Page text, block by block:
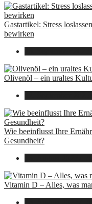
Gastartikel: Stress
bewirken
Olivenöl – ein uraltes
Wie beeinflusst Ihre
Gesundheit?
Vitamin D – Alles, was